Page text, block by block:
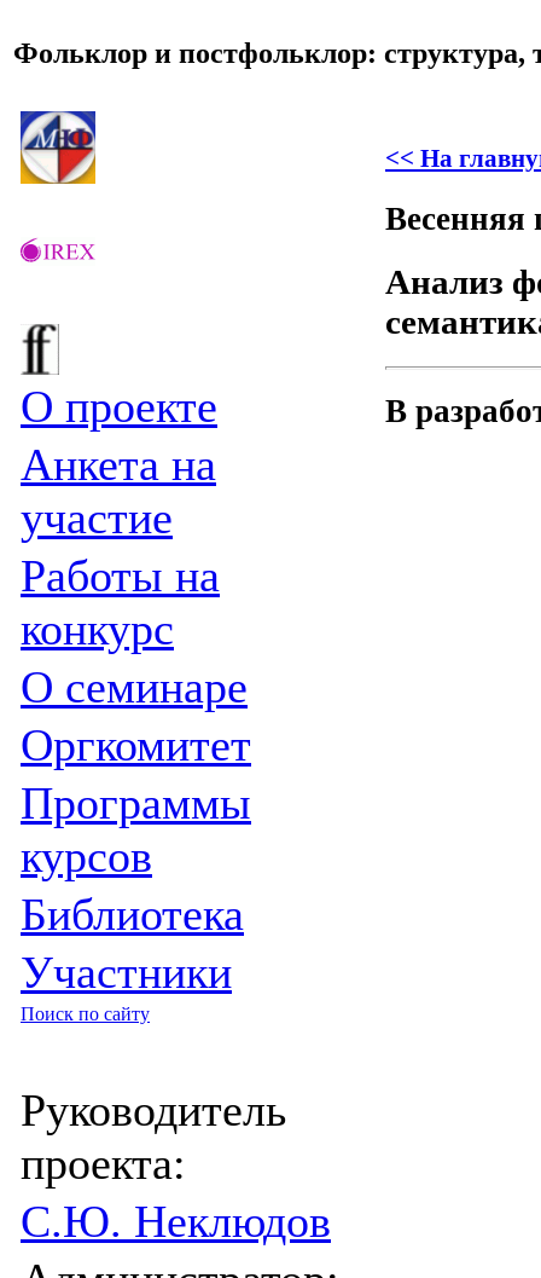
Фольклор и постфольклор: структура,
О проекте
Анкета на
участие
Работы на
конкурс
О семинаре
Оргкомитет
Программы
курсов
Библиотека
Участники
Поиск по сайту
Руководитель
проекта:
С.Ю. Неклюдов
<< На
Весенняя
Анализ
В